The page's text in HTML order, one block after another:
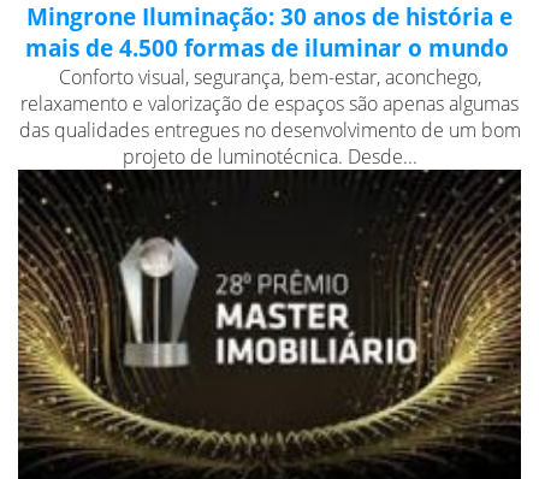
Mingrone Iluminação: 30 anos de história e
mais de 4.500 formas de iluminar o mundo
Conforto visual, segurança, bem-estar, aconchego,
relaxamento e valorização de espaços são apenas algumas
das qualidades entregues no desenvolvimento de um bom
projeto de luminotécnica. Desde...